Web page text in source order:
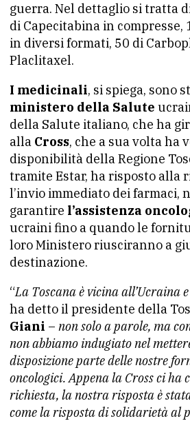
guerra. Nel dettaglio si tratta
di Capecitabina in
in diversi formati, 50 di
Placlitaxel.
I medicinali, si spiega, sono
ministero della Salute
della Salute italiano, che ha
alla Cross, che a sua volta ha
disponibilità della Regione
tramite Estar, ha risposto alla
l’invio immediato dei farmaci,
garantire l’assistenza
ucraini fino a quando le
loro Ministero riusciranno a
destinazione.
“La Toscana è vicina all’Ucraina
ha detto il presidente della
Giani – non solo a parole, ma
non abbiamo indugiato nel
disposizione parte delle nostre
oncologici. Appena la Cross ci ha
richiesta, la nostra risposta è
come la risposta di solidarietà al